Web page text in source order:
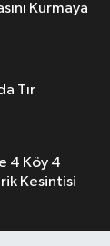
Kurmaya
Tır
4 Köy 4
Kesintisi